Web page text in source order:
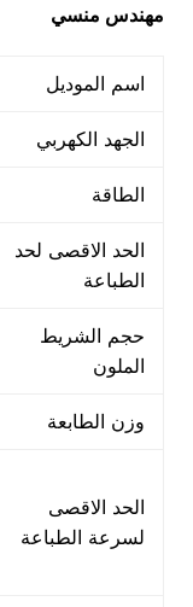
مهندس منسي
اسم الموديل
الجهد الكهربي
الطاقة
الحد الاقصى لحد
الطباعة
حجم الشريط
الملون
وزن الطابعة
الحد الاقصى
لسرعة الطباعة